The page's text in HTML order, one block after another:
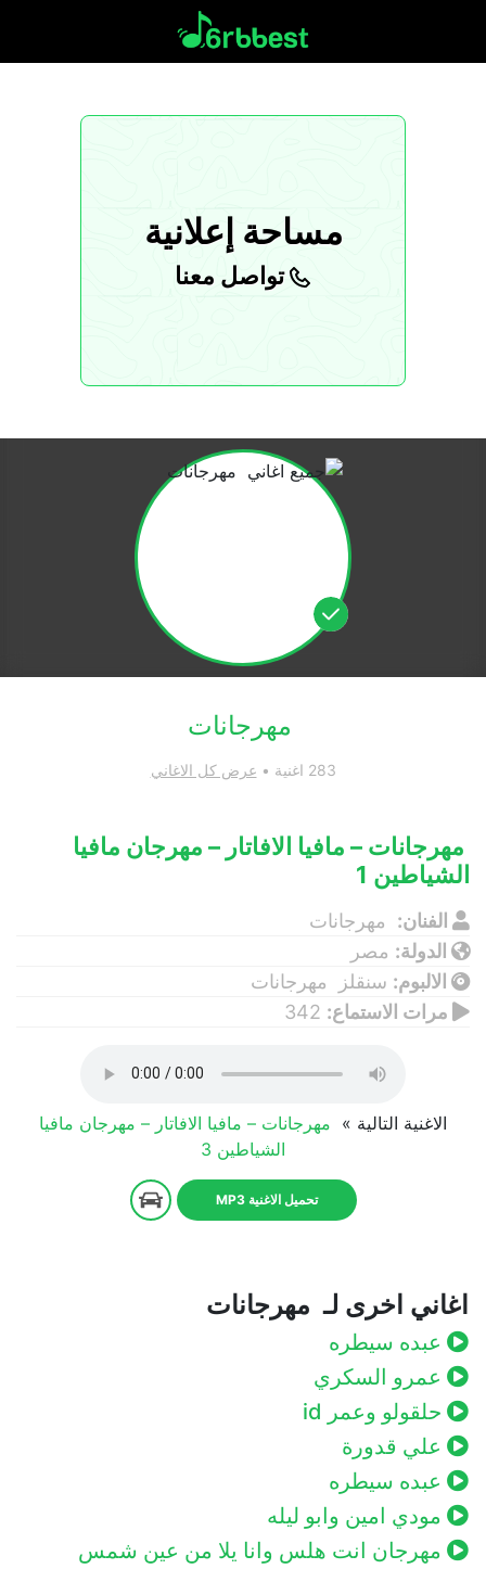
مساحة إعلانية
تواصل معنا
مهرجانات
283 اغنية • عرض كل الاغاني
مهرجانات – مافيا الافاتار – مهرجان مافيا
الشياطين 1
الفنان:
مهرجانات
الدولة: مصر
الالبوم: سنقلز مهرجانات
مرات الاستماع:
الاغنية التالية » مهرجانات – مافيا الافاتار – مهرجان مافيا
الشياطين 3
تحميل الاغنية MP3
اغاني اخرى لـ مهرجانات
عبده سيطره
عمرو السكري
حلقولو وعمر id
علي قدورة
عبده سيطره
مودي امين وابو ليله
مهرجان انت هلس وانا يلا من عين شمس